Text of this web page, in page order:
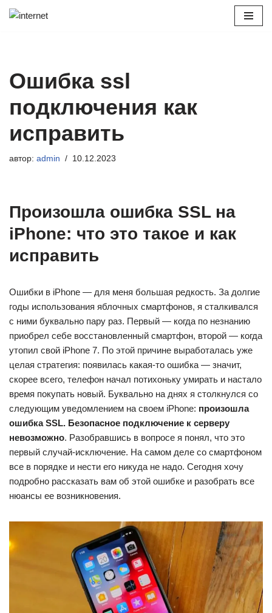
Ошибка ssl
подключения как
исправить
автор: admin 10.12.2023
Произошла ошибка SSL на
iPhone: что это такое и как
исправить
Ошибки в iPhone — для меня большая редкость. За долгие
годы использования яблочных смартфонов, я сталкивался
с ними буквально пару раз. Первый — когда по незнанию
приобрел себе восстановленный смартфон, второй — когда
утопил свой iPhone 7. По этой причине выработалась уже
целая стратегия: появилась какая-то ошибка — значит,
скорее всего, телефон начал потихоньку умирать и настало
время покупать новый. Буквально на днях я столкнулся со
следующим уведомлением на своем iPhone: произошла
ошибка SSL. Безопасное подключение к серверу
невозможно. Разобравшись в вопросе я понял, что это
первый случай-исключение. На самом деле со смартфоном
все в порядке и нести его никуда не надо. Сегодня хочу
подробно рассказать вам об этой ошибке и разобрать все
нюансы ее возникновения.